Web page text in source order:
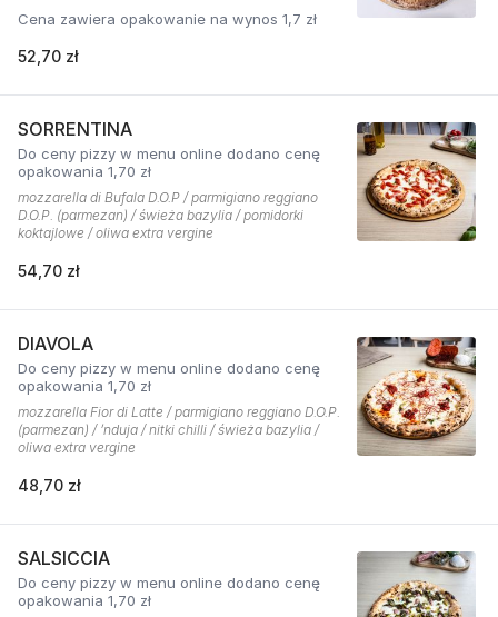
Cena zawiera opakowanie na wynos 1,7 zł
52,70 zł
SORRENTINA
Do ceny pizzy w menu online dodano cenę
opakowania 1,70 zł
mozzarella di Bufala D.O.P / parmigiano reggiano
D.O.P. (parmezan) / świeża bazylia / pomidorki
koktajlowe / oliwa extra vergine
54,70 zł
DIAVOLA
Do ceny pizzy w menu online dodano cenę
opakowania 1,70 zł
mozzarella Fior di Latte / parmigiano reggiano D.O.P.
(parmezan) / ’nduja / nitki chilli / świeża bazylia /
oliwa extra vergine
48,70 zł
SALSICCIA
Do ceny pizzy w menu online dodano cenę
opakowania 1,70 zł